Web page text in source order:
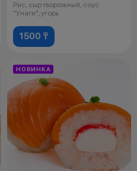
Рис, сыр творожный, соус
"Унаги", угорь
1500 ₸
НОВИНКА